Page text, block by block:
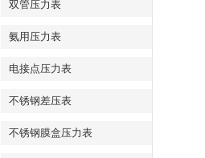
双管压力表
氨用压力表
电接点压力表
不锈钢差压表
不锈钢膜盒压力表